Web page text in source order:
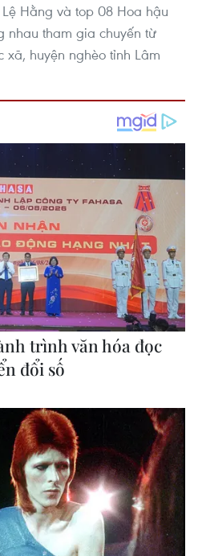
Hằng và top 08 Hoa hậu
nhau tham gia chuyến từ
huyện nghèo tỉnh Lâm